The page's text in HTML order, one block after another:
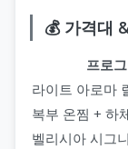
💰 가격대
프로
라이트 아로마
복부 온찜 + 하
벨리시아 시그